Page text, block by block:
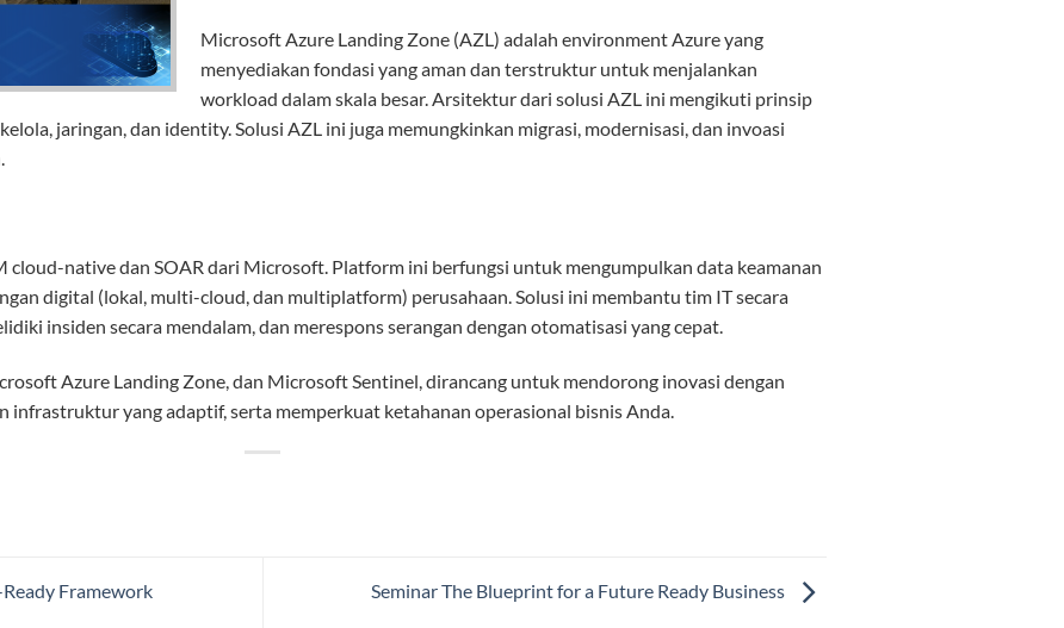
Microsoft Azure Landing Zone (AZL) adalah environment Azure yang
menyediakan fondasi yang aman dan terstruktur untuk menjalankan
workload dalam skala besar. Arsitektur dari solusi AZL ini mengikuti prinsip
jaringan, dan identity. Solusi AZL ini juga memungkinkan migrasi, modernisasi, dan invoasi
cloud-native dan SOAR dari Microsoft. Platform ini berfungsi untuk mengumpulkan data keamanan
digital (lokal, multi-cloud, dan multiplatform) perusahaan. Solusi ini membantu tim IT secara
insiden secara mendalam, dan merespons serangan dengan otomatisasi yang cepat.
Azure Landing Zone, dan Microsoft Sentinel, dirancang untuk mendorong inovasi dengan
infrastruktur yang adaptif, serta memperkuat ketahanan operasional bisnis Anda.
Framework Seminar The Blueprint for a Future Ready Business